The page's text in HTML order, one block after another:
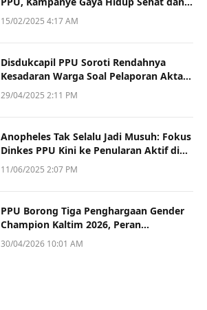
Dukung UMKM
15/02/2025 4:17 AM
Disdukcapil PPU Soroti Rendahnya
Kesadaran Warga Soal Pelaporan Akta
Kematian
29/04/2025 2:11 PM
Anopheles Tak Selalu Jadi Musuh: Fokus
Dinkes PPU Kini ke Penularan Aktif di
Sotek
11/06/2025 2:07 PM
PPU Borong Tiga Penghargaan Gender
Champion Kaltim 2026, Peran
Perempuan Jadi Sorotan
30/04/2026 10:01 AM